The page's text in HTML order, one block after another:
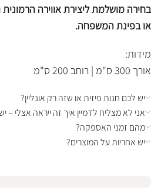
בחירה מושלמת ליצירת אווירה
או בפינת המשפחה.
מידות:
אורך 300 ס"מ | רוחב 200 ס"מ
יש לכם חנות פיזית או שזה רק אונליין?
אני לא מצליח לדמיין איך זה ייראה אצלי –
מהם זמני האספקה?
יש אחריות על המוצרים?